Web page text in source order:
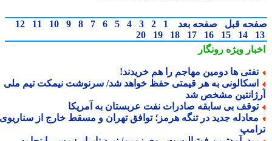
قبل صفحه بعد 1
2
3
4
5
6
7
8
9
10
11
12
14
15
16
17
18
19
20
ویژهرونگار
ها دومین مهاجم را هم خریدند!
به هر قیمتی حفظ خواهد شد/ سرنوشت نیمکت تیم ملی
مشخص شد
بی سابقه صادرات نفت عربستان به آمریکا
جدید در تنگه هرمز؛ توافق تهران و مسقط خارج از سناریوی